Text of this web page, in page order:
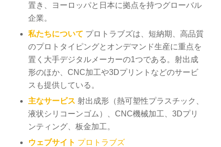
置き、ヨーロッパと日本に拠点を持つグローバル
企業。
私たちについて プロトラブズは、短納期、高品質
のプロトタイピングとオンデマンド生産に重点を
置く大手デジタルメーカーの1つである。射出成
形のほか、CNC加工や3Dプリントなどのサービ
スも提供している。
主なサービス 射出成形（熱可塑性プラスチック、
液状シリコーンゴム）、CNC機械加工、3Dプリ
ンティング、板金加工。
ウェブサイト プロトラブズ